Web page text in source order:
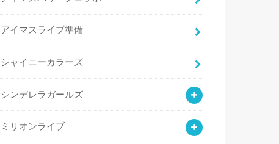
アイマスライブ準備
シャイニーカラーズ
シンデレラガールズ
ミリオンライブ